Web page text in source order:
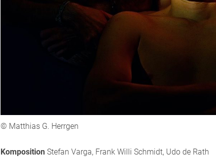
© Matthias G. Herrgen
Komposition Stefan Varga, Frank Willi Schmidt, Udo de Rath